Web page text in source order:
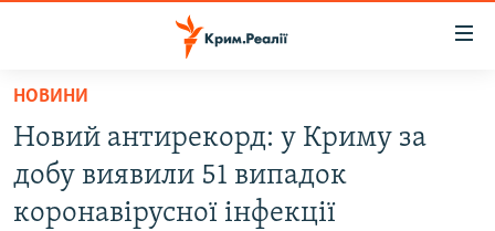
Перейти
основного
матеріалу
Перейти
до
ВОДА.КРИМ
ВІДЕО ТА ФОТО
НОВИНИ
Новий антирекорд: у Криму за
добу виявили 51 випадок
коронавірусної інфекції